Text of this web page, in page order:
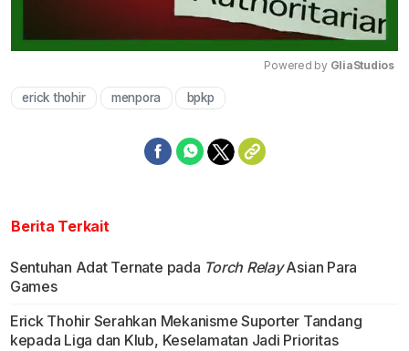
Powered by GliaStudios
erick thohir menpora bpkp
Berita Terkait
Sentuhan Adat Ternate pada Torch RelayAsian Para
Games
Erick Thohir Serahkan Mekanisme Suporter Tandang
kepada Liga dan Klub, Keselamatan Jadi Prioritas